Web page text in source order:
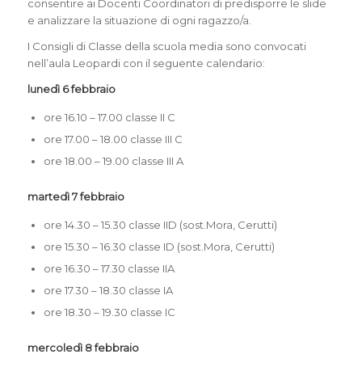
consentire ai Docenti Coordinatori di predisporre le slide
e analizzare la situazione di ogni ragazzo/a.
I Consigli di Classe della scuola media sono convocati
nell’aula Leopardi con il seguente calendario:
lunedì 6 febbraio
ore 16.10 – 17.00 classe II C
ore 17.00 – 18.00 classe III C
ore 18.00 – 19.00 classe III A
martedì 7 febbraio
ore 14.30 – 15.30 classe IID (sost.Mora, Cerutti)
ore 15.30 – 16.30 classe ID (sost.Mora, Cerutti)
ore 16.30 – 17.30 classe IIA
ore 17.30 – 18.30 classe IA
ore 18.30 – 19.30 classe IC
mercoledì 8 febbraio